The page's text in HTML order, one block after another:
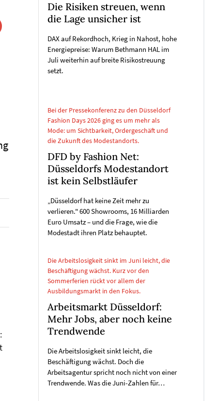
Die Risiken streuen, wenn
die Lage unsicher ist
DAX auf Rekordhoch, Krieg in Nahost, hohe
Energiepreise: Warum Bethmann HAL im
Juli weiterhin auf breite Risikostreuung
setzt.
Bei der Pressekonferenz zu den Düsseldorf
Fashion Days 2026 ging es um mehr als
Mode: um Sichtbarkeit, Ordergeschäft und
die Zukunft des Modestandorts.
DFD by Fashion Net:
Düsseldorfs Modestandort
ist kein Selbstläufer
„Düsseldorf hat keine Zeit mehr zu
verlieren." 600 Showrooms, 16 Milliarden
Euro Umsatz – und die Frage, wie die
Modestadt ihren Platz behauptet.
Die Arbeitslosigkeit sinkt im Juni leicht, die
Beschäftigung wächst. Kurz vor den
Sommerferien rückt vor allem der
Ausbildungsmarkt in den Fokus.
Arbeitsmarkt Düsseldorf:
Mehr Jobs, aber noch keine
Trendwende
Die Arbeitslosigkeit sinkt leicht, die
Beschäftigung wächst. Doch die
Arbeitsagentur spricht noch nicht von einer
Trendwende. Was die Juni-Zahlen für…